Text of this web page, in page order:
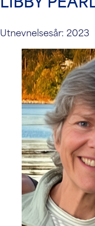
Utnevnelsesår: 2023